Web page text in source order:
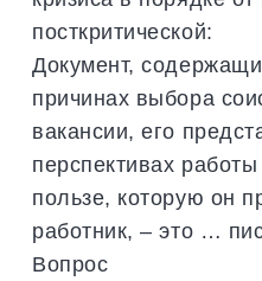
посткритической:
Документ,
причинах выбора
вакансии, его
перспективах
пользе, которую он
работник, – это …
Вопрос